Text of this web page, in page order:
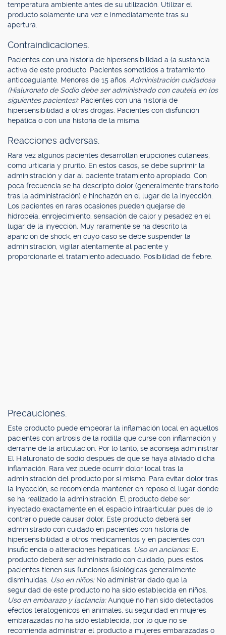
temperatura ambiente antes de su utilización. Utilizar el
producto solamente una vez e inmediatamente tras su
apertura.
Contraindicaciones.
Pacientes con una historia de hipersensibilidad a (a sustancia
activa de este producto. Pacientes sometidos a tratamiento
anticoagulante. Menores de 15 años. Administración cuidadosa
(Hialuronato de Sodio debe ser administrado con cautela en los
siguientes pacientes): Pacientes con una historia de
hipersensibilidad a otras drogas. Pacientes con disfunción
hepática o con una historia de la misma.
Reacciones adversas.
Rara vez algunos pacientes desarrollan erupciones cutáneas,
como urticaria y prurito. En estos casos, se debe suprimir la
administración y dar al paciente tratamiento apropiado. Con
poca frecuencia se ha descripto dolor (generalmente transitorio
tras la administración) e hinchazón en el lugar de la inyección.
Los pacientes en raras ocasiones pueden quejarse de
hidropeía, enrojecimiento, sensación de calor y pesadez en el
lugar de la inyección. Muy raramente se ha descrito la
aparición de shock, en cuyo caso se debe suspender la
administración, vigilar atentamente al paciente y
proporcionarle el tratamiento adecuado. Posibilidad de fiebre.
Precauciones.
Este producto puede empeorar la inflamación local en aquellos
pacientes con artrosis de la rodilla que curse con inflamación y
derrame de la articulación. Por lo tanto, se aconseja administrar
El Hialuronato de sodio después de que se haya aliviado dicha
inflamación. Rara vez puede ocurrir dolor local tras la
administración del producto por si mismo. Para evitar dolor tras
la inyección, se recomienda mantener en reposo el lugar donde
se ha realizado la administración. El producto debe ser
inyectado exactamente en el espacio intraarticular pues de lo
contrario puede causar dolor. Este producto deberá ser
administrado con cuidado en pacientes con historia de
hipersensibilidad a otros medicamentos y en pacientes con
insuficiencia o alteraciones hepáticas. Uso en ancianos: El
producto deberá ser administrado con cuidado, pues estos
pacientes tienen sus funciones fisiológicas generalmente
disminuidas. Uso en niños: No administrar dado que la
seguridad de este producto no ha sido establecida en niños.
Uso en embarazo y lactancia:Aunque no han sido detectados
efectos teratogénicos en animales, su seguridad en mujeres
embarazadas no ha sido establecida, por lo que no se
recomienda administrar el producto a mujeres embarazadas o